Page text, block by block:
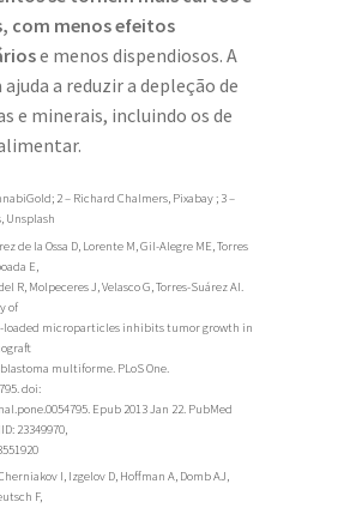
com menos efeitos
e menos dispendiosos. A
a reduzir a depleção de
e minerais, incluindo os de
2 – Richard Chalmers, Pixabay ; 3 –
Unsplash
de la Ossa D, Lorente M, Gil-Alegre ME, Torres
E,
R, Molpeceres J, Velasco G, Torres-Suárez AI.
of
microparticles inhibits tumor growth in
multiforme. PLoS One.
doi:
Epub 2013 Jan 22. PubMed
23349970,
I, Izgelov D, Hoffman A, Domb AJ,
F,